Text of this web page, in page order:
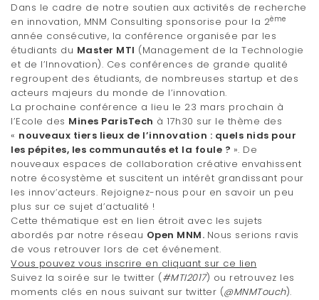
Dans le cadre de notre soutien aux activités de recherche
en innovation, MNM Consulting sponsorise pour la 2ème
année consécutive, la conférence organisée par les
étudiants du Master MTI (Management de la Technologie
et de l’Innovation). Ces conférences de grande qualité
regroupent des étudiants, de nombreuses startup et des
acteurs majeurs du monde de l’innovation.
La prochaine conférence a lieu le 23 mars prochain à
l’Ecole des Mines ParisTech à 17h30 sur le thème des
« nouveaux tiers lieux de l’innovation : quels nids pour
les pépites, les communautés et la foule ? ». De
nouveaux espaces de collaboration créative envahissent
notre écosystème et suscitent un intérêt grandissant pour
les innov’acteurs. Rejoignez-nous pour en savoir un peu
plus sur ce sujet d’actualité !
Cette thématique est en lien étroit avec les sujets
abordés par notre réseau Open MNM. Nous serions ravis
de vous retrouver lors de cet événement.
Vous pouvez vous inscrire en cliquant sur ce lien
Suivez la soirée sur le twitter (#MTI2017) ou retrouvez les
moments clés en nous suivant sur twitter (@MNMTouch).